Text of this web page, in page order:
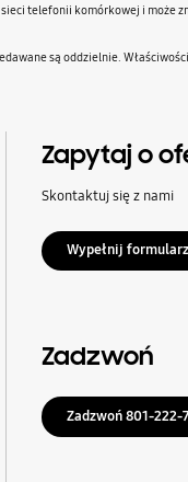
telefonii komórkowej i może
są oddzielnie.
Zapytaj o
Skontaktuj się z nami
Wypełnij formularz
Zadzwoń
Zadzwoń 801-222-